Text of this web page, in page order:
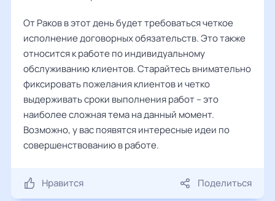
От Раков в этот день будет требоваться четкое
исполнение договорных обязательств. Это также
относится к работе по индивидуальному
обслуживанию клиентов. Старайтесь внимательно
фиксировать пожелания клиентов и четко
выдерживать сроки выполнения работ – это
наиболее сложная тема на данный момент.
Возможно, у вас появятся интересные идеи по
совершенствованию в работе.
Нравится Поделиться